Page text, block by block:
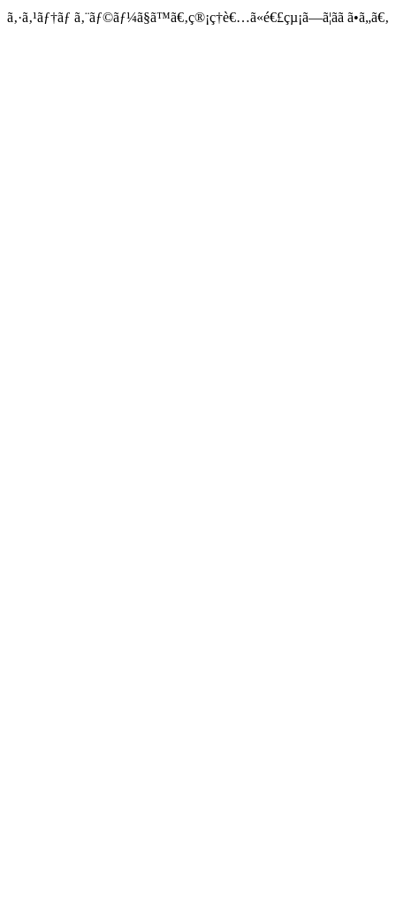
ã‚·ã‚¹ãƒ†ãƒ ã‚¨ãƒ©ãƒ¼ã§ã™ã€‚ç®¡ç†è€…ã«é€£çµ¡ã—ã¦ãã ã•ã„ã€‚